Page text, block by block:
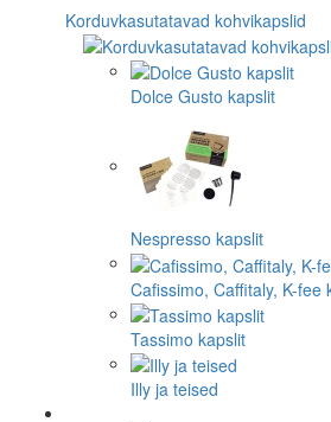
Korduvkasutatavad kohvikapslid
Dolce Gusto kapslit
Nespresso kapslit
Cafissimo, Caffitaly, K-fee
Tassimo kapslit
Illy ja teised